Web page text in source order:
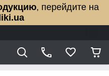
, перейдите на